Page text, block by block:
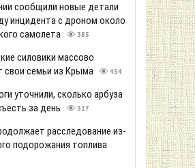
сообщили новые детали
инцидента с дроном около
самолета
385
силовики массово
свои семьи из Крыма
454
уточнили, сколько арбуза
за день
317
расследование из-
подорожания топлива